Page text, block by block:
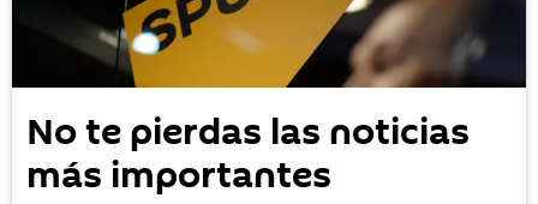
No te pierdas las noticias
más importantes